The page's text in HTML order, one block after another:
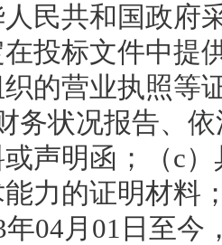
人民共和国政
投标文件中提
的营业执照等
务状况报告、
声明函；（c
力的证明材料
年04月01日至